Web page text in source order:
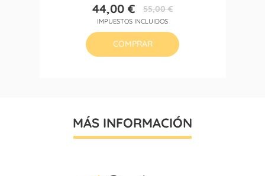
Precio
44,00 €Precio
base
55,00 €
IMPUESTOS INCLUIDOS
COMPRAR
MÁS INFORMACIÓN